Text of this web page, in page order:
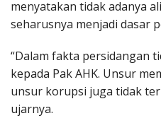
menyatakan tidak adanya
seharusnya menjadi dasar
“Dalam fakta persidangan
kepada Pak AHK. Unsur
unsur korupsi juga tidak
ujarnya.